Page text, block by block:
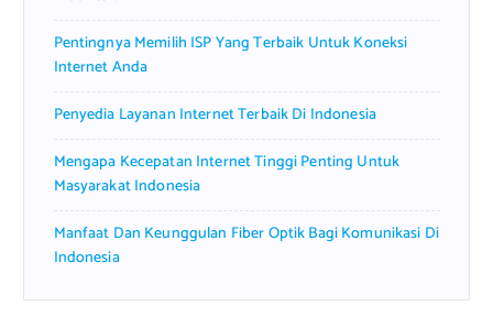
Pentingnya Memilih ISP Yang Terbaik Untuk Koneksi
Internet Anda
Penyedia Layanan Internet Terbaik Di Indonesia
Mengapa Kecepatan Internet Tinggi Penting Untuk
Masyarakat Indonesia
Manfaat Dan Keunggulan Fiber Optik Bagi Komunikasi Di
Indonesia